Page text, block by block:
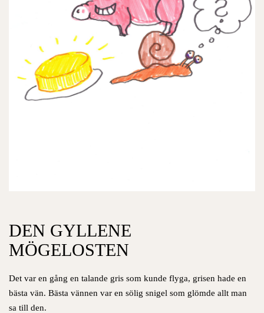
DEN GYLLENE
MÖGELOSTEN
Det var en gång en talande gris som kunde flyga, grisen hade en
bästa vän. Bästa vännen var en sölig snigel som glömde allt man
sa till den.